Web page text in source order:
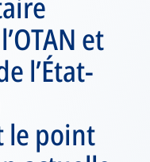
et
l’État-
le point